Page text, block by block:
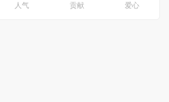
人气 贡献 爱心